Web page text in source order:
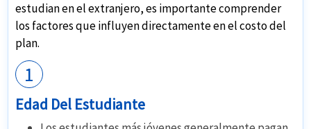
estudian en el extranjero, es importante comprender
los factores que influyen directamente en el costo del
plan.
1
Edad Del Estudiante